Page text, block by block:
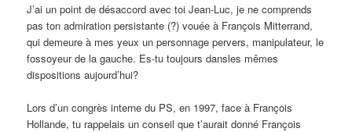
J’ai un point de désaccord avec toi Jean-Luc, je ne comprends
pas ton admiration persistante (?) vouée à François Mitterrand,
qui demeure à mes yeux un personnage pervers, manipulateur, le
fossoyeur de la gauche. Es-tu toujours dansles mêmes
dispositions aujourd’hui?
Lors d’un congrès interne du PS, en 1997, face à François
Hollande, tu rappelais un conseil que t’aurait donné François